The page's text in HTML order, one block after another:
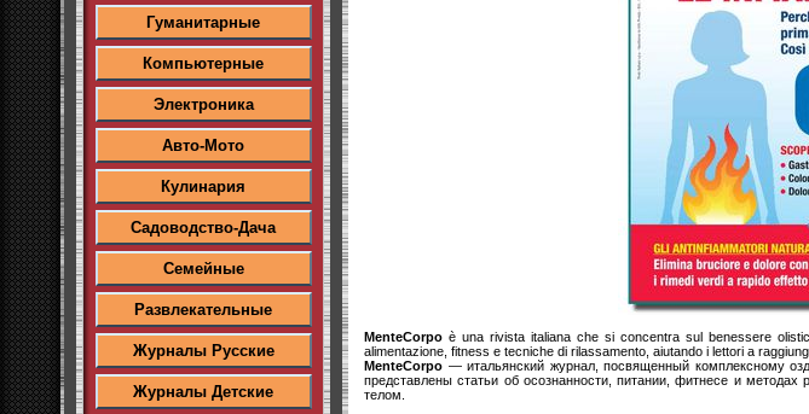
Гуманитарные
Компьютерные
Электроника
Авто-Мото
Кулинария
Садоводство-Дача
Семейные
Развлекательные
Журналы Русские
Журналы Детские
MenteCorpo è una rivista italiana che si concentra sul benessere
alimentazione, fitness e tecniche di rilassamento, aiutando i lettori a
MenteCorpo — итальянский журнал, посвященный комплексному
представлены статьи об осознанности, питании, фитнесе и
телом.